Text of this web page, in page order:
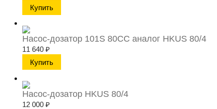
Насос-дозатор 101S 80CC аналог HKUS 80/4
11 640 ₽
Насос-дозатор HKUS 80/4
12 000 ₽